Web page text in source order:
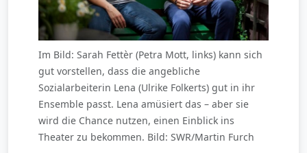
Im Bild: Sarah Fettèr (Petra Mott, links) kann sich
gut vorstellen, dass die angebliche
Sozialarbeiterin Lena (Ulrike Folkerts) gut in ihr
Ensemble passt. Lena amüsiert das – aber sie
wird die Chance nutzen, einen Einblick ins
Theater zu bekommen. Bild: SWR/Martin Furch